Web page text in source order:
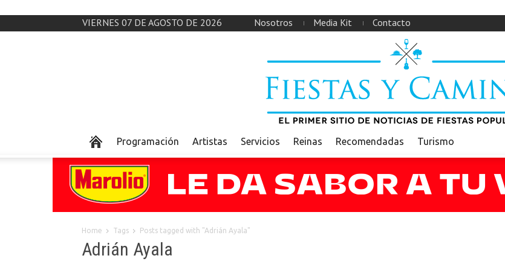
VIERNES 07 DE AGOSTO DE 2026 Nosotros Media Kit Contacto
Programación Artistas Servicios Reinas Recomendadas Turismo
Home Tags Posts tagged with "Adrián Ayala"
Adrián Ayala